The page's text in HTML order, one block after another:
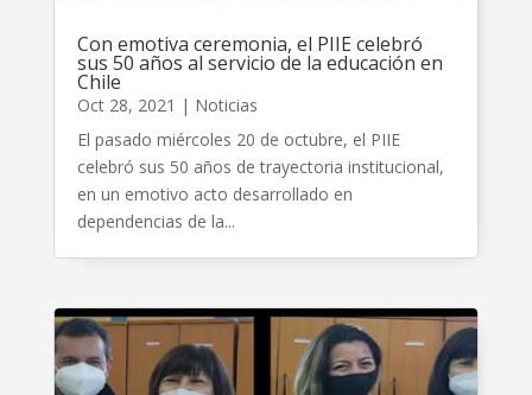
Con emotiva ceremonia, el PIIE celebró
sus 50 años al servicio de la educación en
Chile
Oct 28, 2021 | Noticias
El pasado miércoles 20 de octubre, el PIIE
celebró sus 50 años de trayectoria institucional,
en un emotivo acto desarrollado en
dependencias de la...